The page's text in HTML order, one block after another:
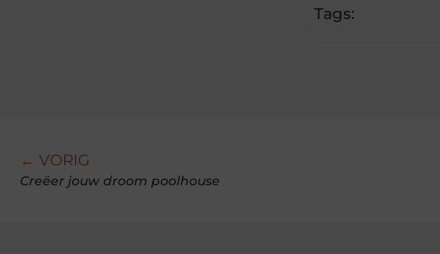
Tags:
← VORIG
Creëer jouw droom poolhouse